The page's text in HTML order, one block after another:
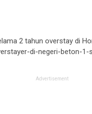
2 tahun overstay di
di-negeri-beton-
Advertisement